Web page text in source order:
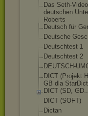
Das Seth-
deutschen
Roberts
Deutsch für
Deutsche
Deutschtest 1
Deutschtest 2
DEUTSCH-
DICT (Projekt
GB dla
DICT (SD,
DICT (SOFT)
Dictan